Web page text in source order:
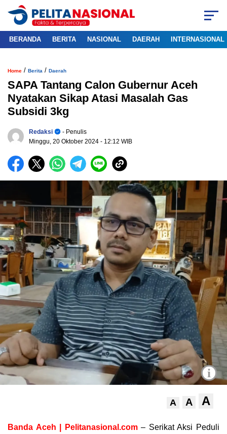
BERANDA BERITA NASIONAL DAERAH INTERNASIONAL
Home / Berita / Daerah
SAPA Tantang Calon Gubernur Aceh
Nyatakan Sikap Atasi Masalah Gas
Subsidi 3kg
Redaksi
- Penulis
Minggu, 20 Oktober 2024 - 12:12 WIB
i
A A A
Banda Aceh | Pelitanasional.com – Serikat Aksi Peduli